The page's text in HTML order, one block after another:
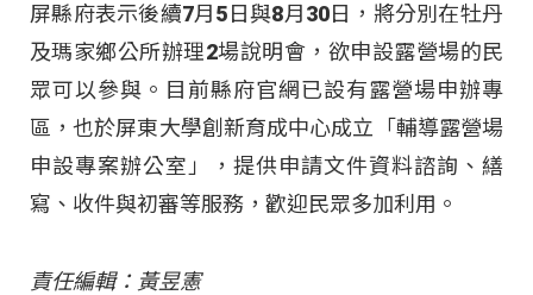
屏縣府表示後續7月5日與8月30日，將分別在牡丹
及瑪家鄉公所辦理2場說明會，欲申設露營場的民
眾可以參與。目前縣府官網已設有露營場申辦專
區，也於屏東大學創新育成中心成立「輔導露營場
申設專案辦公室」，提供申請文件資料諮詢、繕
寫、收件與初審等服務，歡迎民眾多加利用。
責任編輯：黃昱憲